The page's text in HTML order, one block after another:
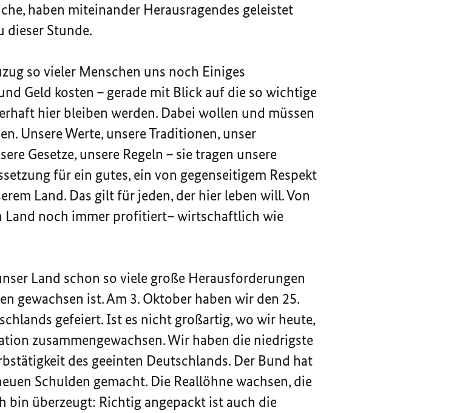
haben miteinander Herausragendes geleistet
dieser Stunde.
so vieler Menschen uns noch Einiges
Geld kosten – gerade mit Blick auf die so wichtige
hier bleiben werden. Dabei wollen und müssen
Unsere Werte, unsere Traditionen, unser
Gesetze, unsere Regeln – sie tragen unsere
für ein gutes, ein von gegenseitigem Respekt
Land. Das gilt für jeden, der hier leben will. Von
Land noch immer profitiert– wirtschaftlich wie
Land schon so viele große Herausforderungen
gewachsen ist. Am 3. Oktober haben wir den 25.
gefeiert. Ist es nicht großartig, wo wir heute,
zusammengewachsen. Wir haben die niedrigste
des geeinten Deutschlands. Der Bund hat
Schulden gemacht. Die Reallöhne wachsen, die
überzeugt: Richtig angepackt ist auch die